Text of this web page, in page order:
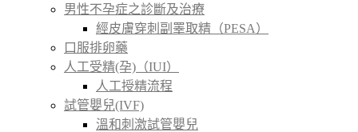
男性不孕症之診斷及治療
經皮膚穿刺副睪取精（PESA）
口服排卵藥
人工受精(孕)（IUI）
人工授精流程
試管嬰兒(IVF)
溫和刺激試管嬰兒